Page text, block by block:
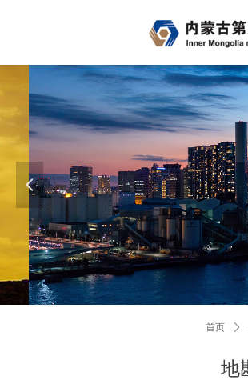
发挥技
城市地质
넳
地
首页 ꄲ